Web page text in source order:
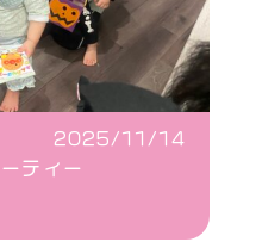
2025/11/14
ティー